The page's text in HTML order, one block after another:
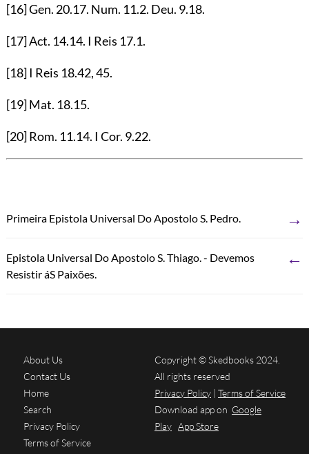
[16]Gen. 20.17. Num. 11.2. Deu. 9.18.
[17]Act. 14.14. I Reis 17.1.
[18]I Reis 18.42,45.
[19]Mat. 18.15.
[20]Rom. 11.14. I Cor. 9.22.
Primeira Epistola Universal Do Apostolo S. Pedro. →
Epistola Universal Do Apostolo S. Thiago. - Devemos
Resistir áS Paixões.
←
About Us
Contact Us
Home
Search
Privacy Policy
Terms of Service
Copyright © Skedbooks 2024.
All rights reserved
Privacy Policy | Terms of Service
Download app on Google
Play App Store